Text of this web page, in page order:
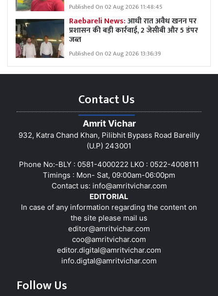
Published On 02 Aug 2026 11:48:45
Raebareli News:आधी रात अवैध खनन पर
प्रशासन की बड़ी कार्रवाई, 2 जेसीबी और 5 डंपर
जब्त
Published On 02 Aug 2026 13:36:39
Contact Us
Amrit Vichar
932, Katra Chand Khan, Pilibhit Bypass Road Bareilly
(U.P) 243001
Phone No:-BLY : 0581-4000222 LKO : 0522-4008111
Timings : Mon- Sat, 09:00am-06:00pm
Contact us: info@amritvichar.com
EDITORIAL
In case of any information regarding the content on
the site please mail us
editor@amritvichar.com
coo@amritvichar.com
editor.digital@amritvichar.com
info.digtal@amritvichar.com
Follow Us